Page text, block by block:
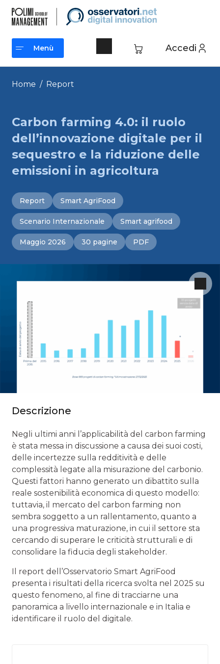
contenuto
Accedi
Menù
Menù
Home / Report
Carbon farming 4.0: il ruolo
dell’innovazione digitale per il
sequestro e la riduzione delle
emissioni in agricoltura
Report Smart AgriFood
Scenario Internazionale Smart agrifood
Maggio 2026 30 pagine PDF
Descrizione
Negli ultimi anni l’applicabilità del carbon farming
è stata messa in discussione a causa dei suoi costi,
delle incertezze sulla redditività e delle
complessità legate alla misurazione del carbonio.
Questi fattori hanno generato un dibattito sulla
reale sostenibilità economica di questo modello:
tuttavia, il mercato del carbon farming non
sembra soggetto a un rallentamento, quanto a
una progressiva maturazione, in cui il settore sta
cercando di superare le criticità strutturali e di
consolidare la fiducia degli stakeholder.
Il report dell’Osservatorio Smart AgriFood
presenta i risultati della ricerca svolta nel 2025 su
questo fenomeno, al fine di tracciarne una
panoramica a livello internazionale e in Italia e
identificare il ruolo del digitale.